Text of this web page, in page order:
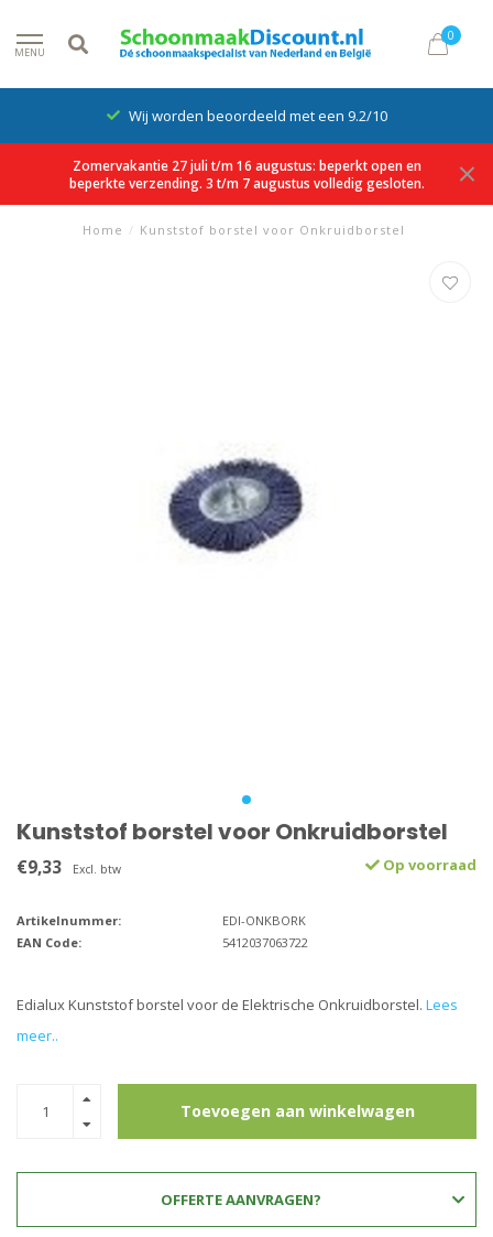
MENU
0
Wij worden beoordeeld met een 9.2/10
Zomervakantie 27 juli t/m 16 augustus: beperkt open en
beperkte verzending. 3 t/m 7 augustus volledig gesloten.
Home / Kunststof borstel voor Onkruidborstel
Kunststof borstel voor Onkruidborstel
€9,33 Excl. btw Op voorraad
Artikelnummer:
EDI-ONKBORK
EAN Code:
5412037063722
Edialux Kunststof borstel voor de Elektrische Onkruidborstel. Lees
meer..
Toevoegen aan winkelwagen
OFFERTE AANVRAGEN?